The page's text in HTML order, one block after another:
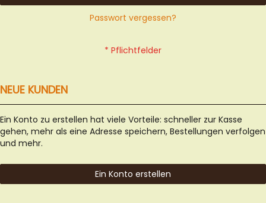
Passwort vergessen?
NEUE KUNDEN
Ein Konto zu erstellen hat viele Vorteile: schneller zur Kasse
gehen, mehr als eine Adresse speichern, Bestellungen verfolgen
und mehr.
Ein Konto erstellen